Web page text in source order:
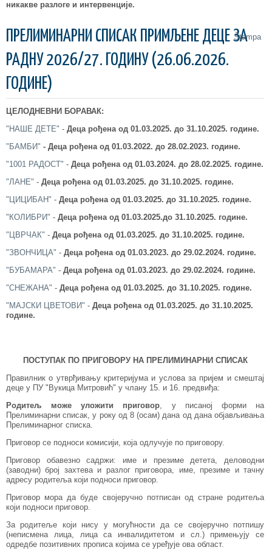
никакве разлоге и интервенције.
ПРЕЛИМИНАРНИ СПИСАК ПРИМЉЕНЕ ДЕЦЕ ЗА
РАДНУ 2026/27. ГОДИНУ (26.06.2026.
ГОДИНЕ)
Štampa
ЦЕЛОДНЕВНИ БОРАВАК:
"НАШЕ ДЕТЕ" - Деца рођена од 01.03.2025. до 31.10.2025. године.
"БАМБИ" - Деца рођена од 01.03.2022. до 28.02.2023. године.
"1001 РАДОСТ" - Деца рођена од 01.03.2024. до 28.02.2025. године.
"ЛАНЕ" - Деца рођена од 01.03.2025. до 31.10.2025. године.
"ЦИЦИБАН" - Деца рођена од 01.03.2025. до 31.10.2025. године.
"КОЛИБРИ" - Деца рођена од 01.03.2025.до 31.10.2025. године.
"ЦВРЧАК" - Деца рођена од 01.03.2025. до 31.10.2025. године.
"ЗВОНЧИЦА" - Деца рођена од 01.03.2023. до 29.02.2024. године.
"БУБАМАРА" - Деца рођена од 01.03.2023. до 29.02.2024. године.
"СНЕЖАНА" - Деца рођена од 01.03.2025. до 31.10.2025. године.
"МАЈСКИ ЦВЕТОВИ" - Деца рођена од 01.03.2025. до 31.10.2025.
године.
ПОСТУПАК ПО ПРИГОВОРУ НА ПРЕЛИМИНАРНИ СПИСАК
Правилник о утврђивању критеријума и услова за пријем и смештај
деце у ПУ "Вукица Митровић" у члану 15. и 16. предвиђа:
Родитељ може уложити приговор, у писаној форми на
Прелиминарни списак, у року од 8 (осам) дана од дана објављивања
Прелиминарног списка.
Приговор се подноси комисији, која одлучује по приговору.
Приговор обавезно садржи: име и презиме детета, деловодни
(заводни) број захтева и разлог приговора, име, презиме и тачну
адресу родитеља који подноси приговор.
Приговор мора да буде својеручно потписан од стране родитеља
који подноси приговор.
За родитеље који нису у могућности да се својеручно потпишу
(неписмена лица, лица са инвалидитетом и сл.) примењују се
одредбе позитивних прописа којима се уређује ова област.